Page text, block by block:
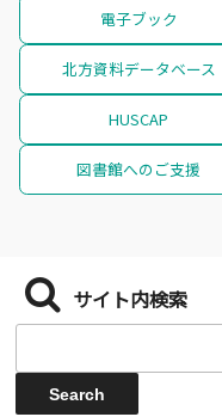
電子ブック
北方資料データベース
HUSCAP
図書館へのご支援
サイト内検索